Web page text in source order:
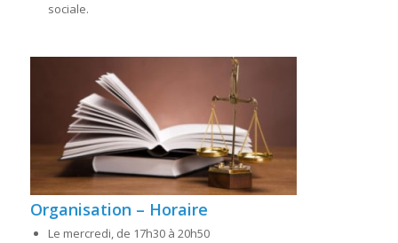
sociale.
Organisation – Horaire
Le mercredi, de 17h30 à 20h50